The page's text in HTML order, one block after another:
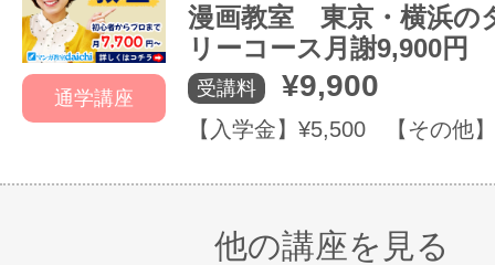
通学講座
漫画教室 東京・横浜の
リーコース月謝9,900円
受講料 ¥9,900
【入学金】¥5,500 【その他
他の講座を見る